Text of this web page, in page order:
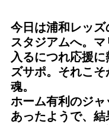
今日は浦和レッ
スタジアムへ。
入るにつれ応援
ズサポ。それこ
魂。
ホーム有利のジ
あったようで、